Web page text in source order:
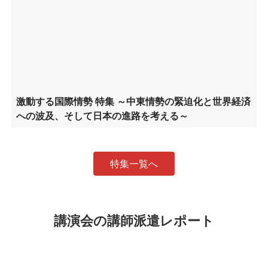
激動する国際情勢 特集 ～中東情勢の緊迫化と世界経済
への波及、そして日本の進路を考える～
特集一覧へ
講演会の講師派遣レポート